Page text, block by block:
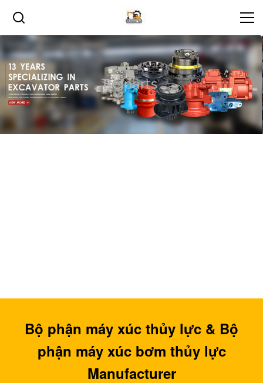
Bộ phận máy xúc thủy lực & Bộ
phận máy xúc bơm thủy lực
Manufacturer